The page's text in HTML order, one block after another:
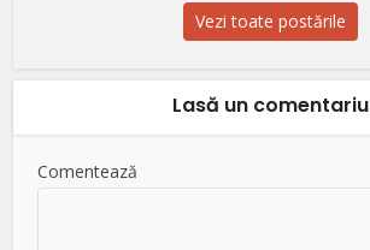
Vezi toate postările
Lasă un comentariu
Comentează